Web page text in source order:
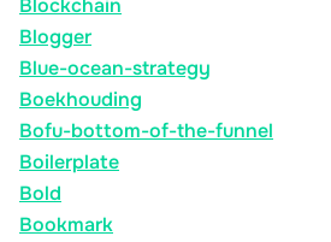
Blockchain
Blogger
Blue-ocean-strategy
Boekhouding
Bofu-bottom-of-the-funnel
Boilerplate
Bold
Bookmark